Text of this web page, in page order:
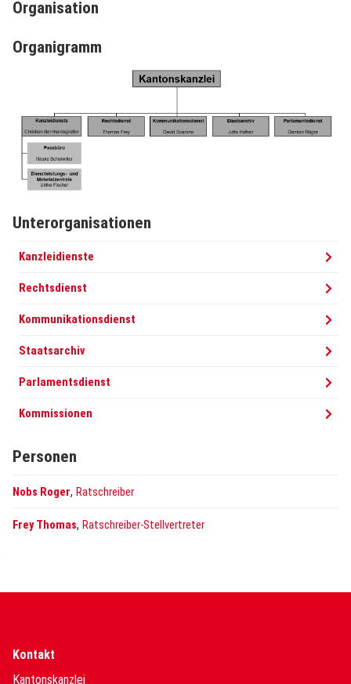
Organisation
Organigramm
Unterorganisationen
Kanzleidienste
Rechtsdienst
Kommunikationsdienst
Staatsarchiv
Parlamentsdienst
Kommissionen
Personen
Nobs Roger, Ratschreiber
Frey Thomas, Ratschreiber-Stellvertreter
Kontakt
Kantonskanzlei